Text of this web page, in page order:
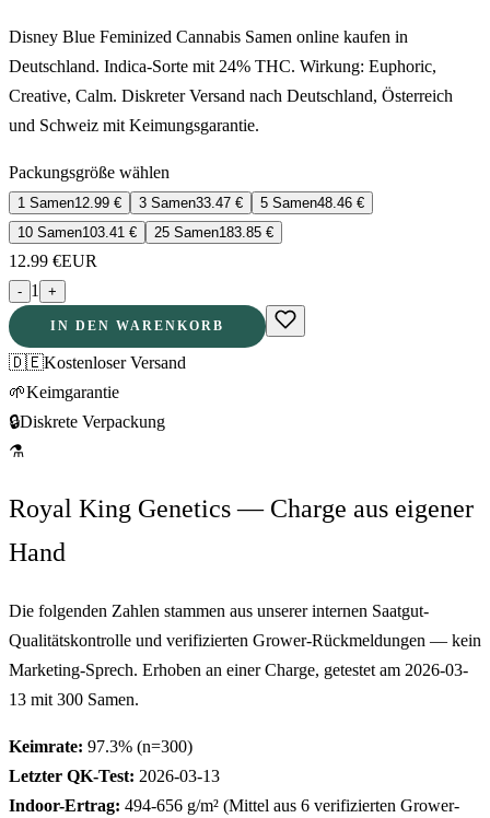
Disney Blue Feminized Cannabis Samen online kaufen in
Deutschland. Indica-Sorte mit 24% THC. Wirkung: Euphoric,
Creative, Calm. Diskreter Versand nach Deutschland, Österreich
und Schweiz mit Keimungsgarantie.
Packungsgröße wählen
1 Samen12.99 € 3 Samen33.47 € 5 Samen48.46 €
10 Samen103.41 € 25 Samen183.85 €
12.99 €EUR
- 1 +
IN DEN WARENKORB
🇩🇪Kostenloser Versand
🌱Keimgarantie
🔒Diskrete Verpackung
⚗
Royal King Genetics — Charge aus eigener
Hand
Die folgenden Zahlen stammen aus unserer internen Saatgut-
Qualitätskontrolle und verifizierten Grower-Rückmeldungen — kein
Marketing-Sprech. Erhoben an einer Charge, getestet am 2026-03-
13 mit 300 Samen.
Keimrate: 97.3% (n=300)
Letzter QK-Test: 2026-03-13
Indoor-Ertrag: 494-656 g/m² (Mittel aus 6 verifizierten Grower-